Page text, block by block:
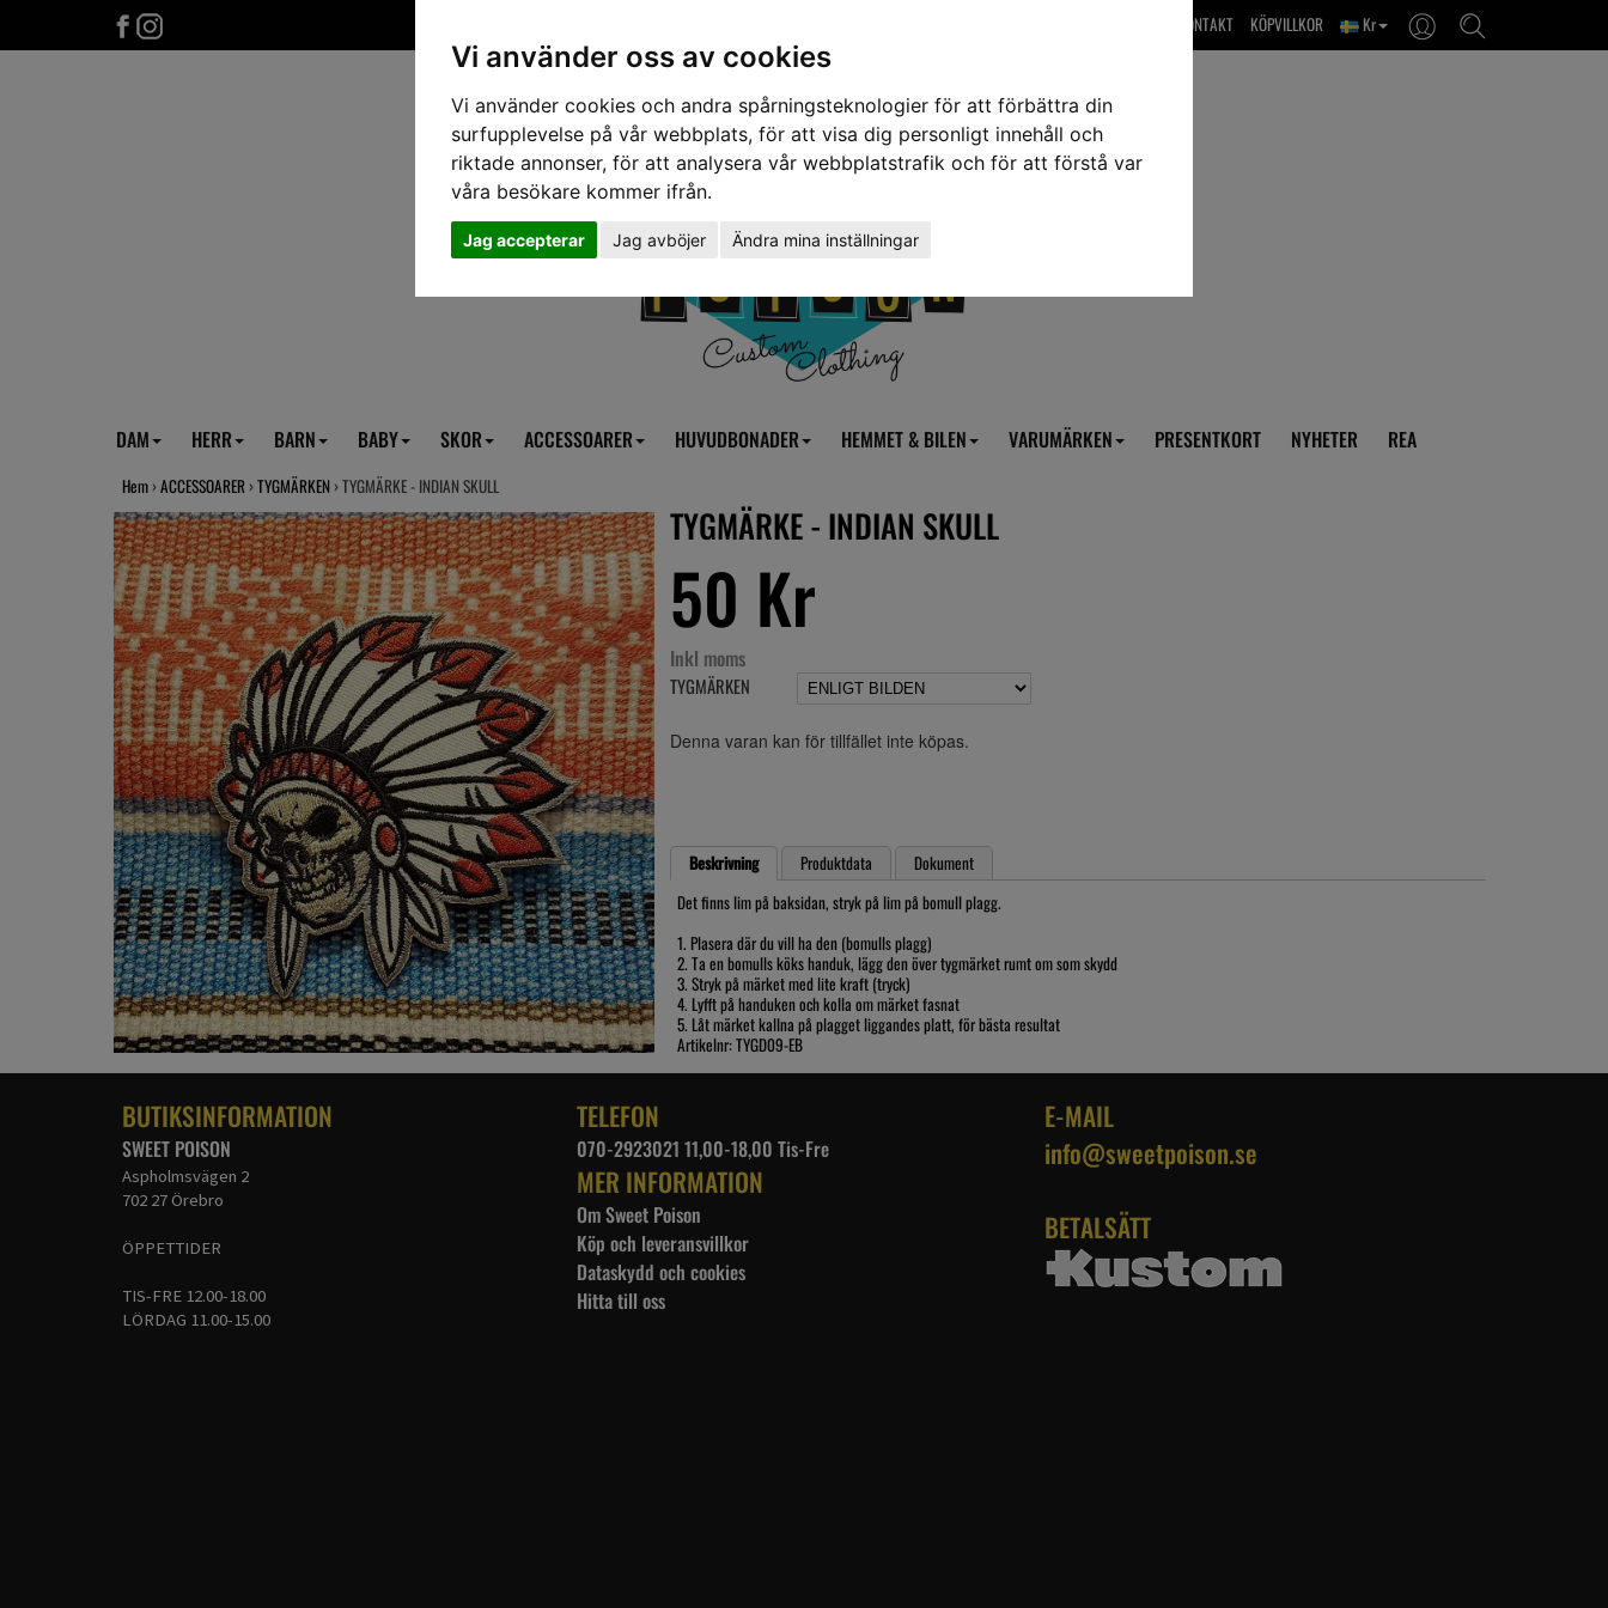
Vi använder oss av cookies
Vi använder cookies och andra spårningsteknologier för att förbättra din
surfupplevelse på vår webbplats, för att visa dig personligt innehåll och
riktade annonser, för att analysera vår webbplatstrafik och för att förstå var
våra besökare kommer ifrån.
Jag accepterar Jag avböjer Ändra mina inställningar
Kr
KÖPVILLKOR
OM OSS & KONTAKT
DAM HERR BARN BABY SKOR ACCESSOARER HUVUDBONADER HEMMET & BILEN VARUMÄRKEN PRESENTKORT NYHETER REA
Hem ›ACCESSOARER ›TYGMÄRKEN › TYGMÄRKE - INDIAN SKULL
TYGMÄRKE - INDIAN SKULL
50 Kr
Inkl moms
TYGMÄRKEN
Denna varan kan för tillfället inte köpas.
Beskrivning Produktdata
Dokument
Det finns lim på baksidan, stryk på lim på bomull plagg.
1. Plasera där du vill ha den (bomulls plagg)
2. Ta en bomulls köks handuk, lägg den över tygmärket rumt om som skydd
3. Stryk på märket med lite kraft (tryck)
4. Lyfft på handuken och kolla om märket fasnat
5. Låt märket kallna på plagget liggandes platt, för bästa resultat
Artikelnr: TYGD09-EB
BUTIKSINFORMATION
SWEET POISON
Aspholmsvägen 2
702 27 Örebro
ÖPPETTIDER
TIS-FRE 12.00-18.00
LÖRDAG 11.00-15.00
TELEFON
070-2923021 11,00-18,00 Tis-Fre
MER INFORMATION
Om Sweet Poison
Köp och leveransvillkor
Dataskydd och cookies
Hitta till oss
E-MAIL
info@sweetpoison.se
BETALSÄTT